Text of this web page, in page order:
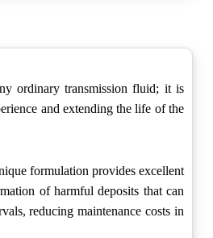
ordinary transmission fluid; it is
and extending the life of the
formulation provides excellent
of harmful deposits that can
reducing maintenance costs in